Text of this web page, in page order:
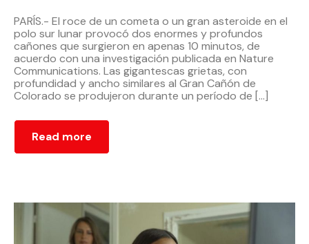
PARÍS.- El roce de un cometa o un gran asteroide en el
polo sur lunar provocó dos enormes y profundos
cañones que surgieron en apenas 10 minutos, de
acuerdo con una investigación publicada en Nature
Communications. Las gigantescas grietas, con
profundidad y ancho similares al Gran Cañón de
Colorado se produjeron durante un período de […]
Read more